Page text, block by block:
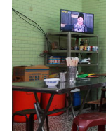
活動實況記錄
媒體報導一覽
合作與代言
訂閱電子報